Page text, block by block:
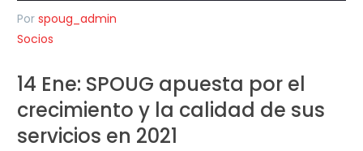
Por spoug_admin
Socios
14 Ene: SPOUG apuesta por el
crecimiento y la calidad de sus
servicios en 2021